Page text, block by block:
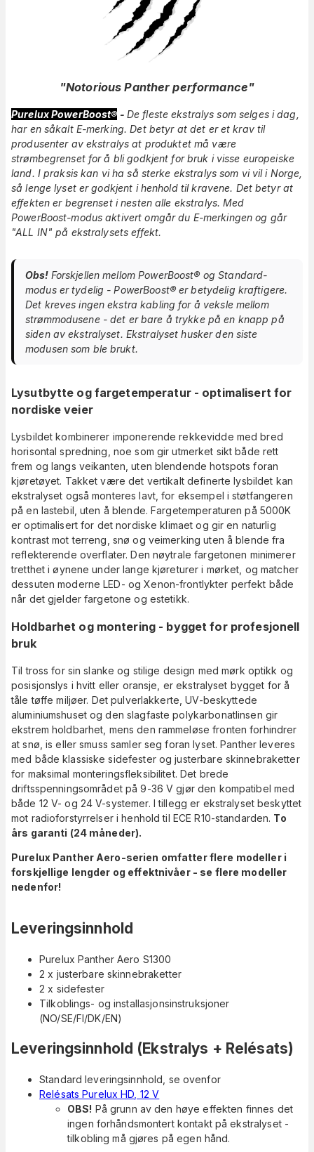
"Notorious Panther performance"
Purelux PowerBoost® - Defleste ekstralys som selges i dag,
har en såkalt E-merking. Det betyr at det er et krav til
produsenter av ekstralys at produktet må være
strømbegrenset for å bli godkjent for bruk i visse europeiske
land. I praksis kan vi ha så sterke ekstralys som vi vil i Norge,
så lenge lyset er godkjent i henhold til kravene. Det betyr at
effekten er begrenset i nesten alle ekstralys. Med
PowerBoost-modus aktivert omgår du E-merkingen og går
"ALL IN" på ekstralysets effekt.
Obs! Forskjellen mellom PowerBoost® og Standard-
modus er tydelig - PowerBoost® er betydelig kraftigere.
Det kreves ingen ekstra kabling for å veksle mellom
strømmodusene - det er bare å trykke på en knapp på
siden av ekstralyset. Ekstralyset husker den siste
modusen som ble brukt.
Lysutbytte og fargetemperatur - optimalisert for
nordiske veier
Lysbildet kombinerer imponerende rekkevidde med bred
horisontal spredning, noe som gir utmerket sikt både rett
frem og langs veikanten, uten blendende hotspots foran
kjøretøyet. Takket være det vertikalt definerte lysbildet kan
ekstralyset også monteres lavt, for eksempel i støtfangeren
på en lastebil, uten å blende. Fargetemperaturen på 5000K
er optimalisert for det nordiske klimaet og gir en naturlig
kontrast mot terreng, snø og veimerking uten å blende fra
reflekterende overflater. Den nøytrale fargetonen minimerer
tretthet i øynene under lange kjøreturer i mørket, og matcher
dessuten moderne LED- og Xenon-frontlykter perfekt både
når det gjelder fargetone og estetikk.
Holdbarhet og montering - bygget for profesjonell
bruk
Til tross for sin slanke og stilige design med mørk optikk og
posisjonslys i hvitt eller oransje, er ekstralyset bygget for å
tåle tøffe miljøer. Det pulverlakkerte, UV-beskyttede
aluminiumshuset og den slagfaste polykarbonatlinsen gir
ekstrem holdbarhet, mens den rammeløse fronten forhindrer
at snø, is eller smuss samler seg foran lyset. Panther leveres
med både klassiske sidefester og justerbare skinnebraketter
for maksimal monteringsfleksibilitet. Det brede
driftsspenningsområdet på 9-36 V gjør den kompatibel med
både 12 V- og 24 V-systemer. I tillegg er ekstralyset beskyttet
mot radioforstyrrelser i henhold til ECE R10-standarden. To
års garanti (24 måneder).
Purelux Panther Aero-serien omfatter flere modeller i
forskjellige lengder og effektnivåer - se flere modeller
nedenfor!
Leveringsinnhold
Purelux Panther Aero S1300
2 x justerbare skinnebraketter
2 x sidefester
Tilkoblings- og installasjonsinstruksjoner
(NO/SE/FI/DK/EN)
Leveringsinnhold (Ekstralys + Relésats)
Standard leveringsinnhold, se ovenfor
Relésats Purelux HD, 12 V
OBS! På grunn av den høye effekten finnes det
ingen forhåndsmontert kontakt på ekstralyset -
tilkobling må gjøres på egen hånd.